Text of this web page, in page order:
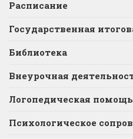
Расписание
Государственная
Библиотека
Внеурочная
Логопедическая помощь
Психологическое